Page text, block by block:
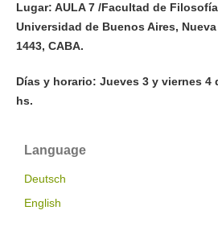
Lugar: AULA 7 /Facultad de
Universidad de Buenos Aires,
1443, CABA.
Días y horario: Jueves 3 y viernes 4
hs.
Language
Deutsch
English